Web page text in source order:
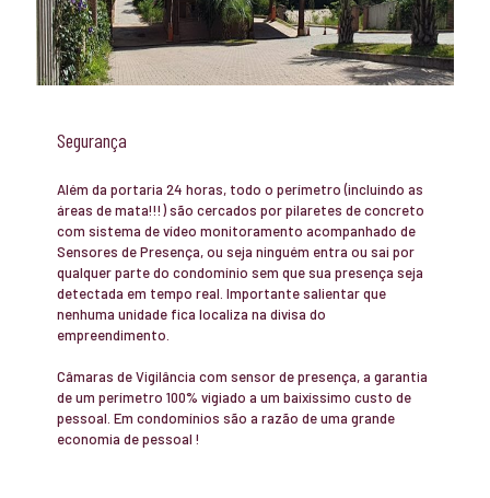
Segurança
Além da portaria 24 horas, todo o perímetro (incluindo as
áreas de mata!!!) são cercados por pilaretes de concreto
com sistema de vídeo monitoramento acompanhado de
Sensores de Presença, ou seja ninguém entra ou sai por
qualquer parte do condomínio sem que sua presença seja
detectada em tempo real. Importante salientar que
nenhuma unidade fica localiza na divisa do
empreendimento.
Câmaras de Vigilância com sensor de presença, a garantia
de um perímetro 100% vigiado a um baixíssimo custo de
pessoal. Em condomínios são a razão de uma grande
economia de pessoal !